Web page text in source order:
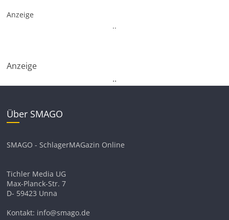
Anzeige
..
Anzeige
..
Über SMAGO
SMAGO - SchlagerMAGazin Online
Tichler Media UG
Max-Planck-Str. 7
D- 59423 Unna
Kontakt: info@smago.de